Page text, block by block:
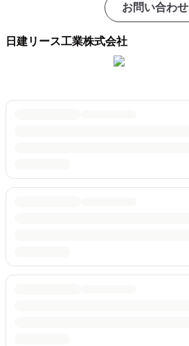
お問い合わせ
日建リース工業株式会社